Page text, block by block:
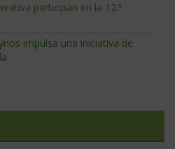
participan en la 12.ª
impulsa una iniciativa de